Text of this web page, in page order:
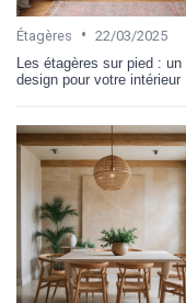
Étagères • 22/03/2025
Les étagères sur pied : un
design pour votre intérieur